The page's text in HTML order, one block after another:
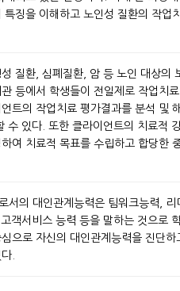
특징을 이해하고 노인성 질환의 작업
질환, 심폐질환, 암 등 노인 대상의
등에서 학생들이 전일제로 작업치
트의 작업치료 평가결과를 분석 및
수 있다. 또한 클라이언트의 치료적
여 치료적 목표를 수립하고 합당한
서의 대인관계능력은 팀워크능력, 리
객서비스 능력 등을 말하는 것으로
으로 자신의 대인관계능력을 진단
.